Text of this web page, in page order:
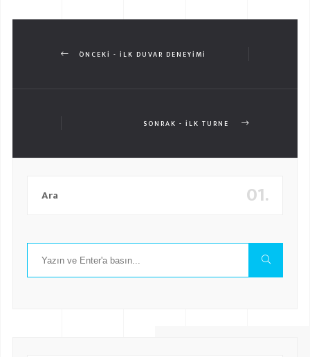
ÖNCEKI - İLK DUVAR DENEYİMİ
SONRAK - İLK TURNE
01.
Ara